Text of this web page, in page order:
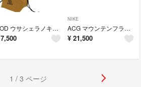
DOD ウサシェラノキョウダイ 2セット
7,500
NIKE
ACG マウンテンフライ LOW GTX SE 27.5 US9.5
¥ 21,500
1 / 3 ページ